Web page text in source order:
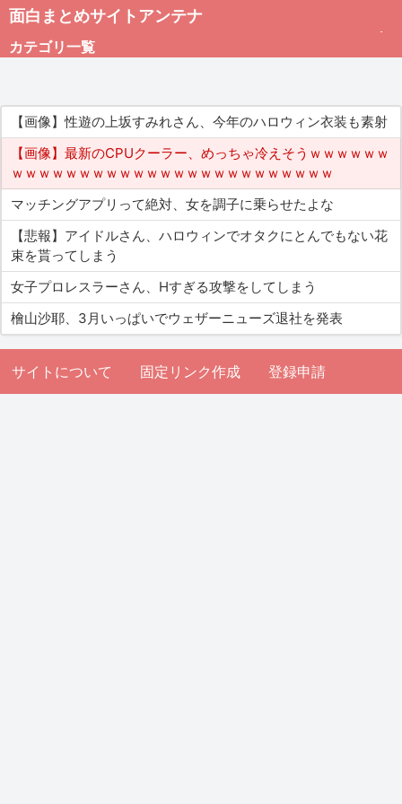
面白まとめサイトアンテナ
カテゴリ一覧
総合
アダルト
【画像】性遊の上坂すみれさん、今年のハロウィン衣装も素射
【画像】最新のCPUクーラー、めっちゃ冷えそうｗｗｗｗｗｗ
ｗｗｗｗｗｗｗｗｗｗｗｗｗｗｗｗｗｗｗｗｗｗｗｗ
マッチングアプリって絶対、女を調子に乗らせたよな
【悲報】アイドルさん、ハロウィンでオタクにとんでもない花
束を貰ってしまう
女子プロレスラーさん、Hすぎる攻撃をしてしまう
檜山沙耶、3月いっぱいでウェザーニューズ退社を発表
サイトについて 固定リンク作成 登録申請